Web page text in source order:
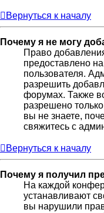
Вернуться к началу
Почему я не могу
Право
предоставлено
пользователя.
разрешить
форумах. Также
разрешено
вы не знаете,
свяжитесь с
Вернуться к началу
Почему я получил
На каждой
устанавливают
вы нарушили